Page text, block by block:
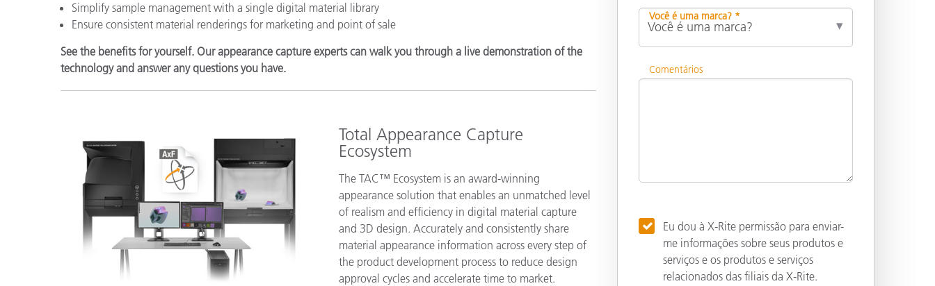
Simplify sample management with a single digital material library
Ensure consistent material renderings for marketing and point of sale
See the benefits for yourself. Our appearance capture experts can walk you through a live demonstration of the
technology and answer any questions you have.
Total Appearance Capture
Ecosystem
The TAC™ Ecosystem is an award-winning
appearance solution that enables an unmatched level
of realism and efficiency in digital material capture
and 3D design. Accurately and consistently share
material appearance information across every step of
the product development process to reduce design
approval cycles and accelerate time to market.
Você é uma marca? *
Comentários
Eu dou à X-Rite permissão para enviar-
me informações sobre seus produtos e
serviços e os produtos e serviços
relacionados das filiais da X-Rite.